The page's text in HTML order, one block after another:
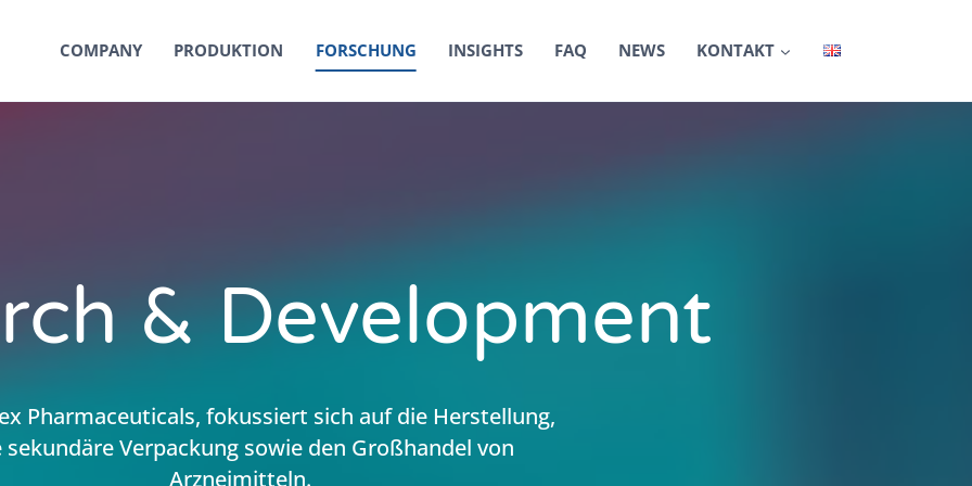
COMPANY PRODUKTION FORSCHUNG INSIGHTS FAQ NEWS KONTAKT
& Development
Pharmaceuticals, fokussiert sich auf die Herstellung,
sekundäre Verpackung sowie den Großhandel von
Arzneimitteln.